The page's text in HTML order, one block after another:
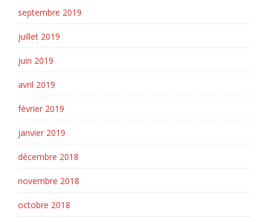
septembre 2019
juillet 2019
juin 2019
avril 2019
février 2019
janvier 2019
décembre 2018
novembre 2018
octobre 2018